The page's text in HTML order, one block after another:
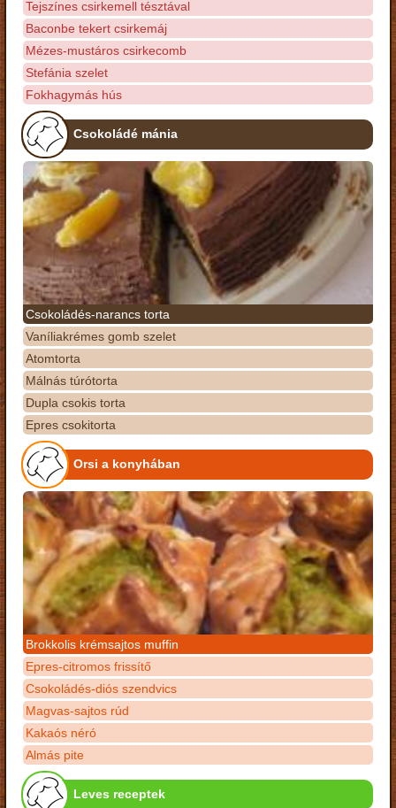
Tejszínes csirkemell tésztával
Baconbe tekert csirkemáj
Mézes-mustáros csirkecomb
Stefánia szelet
Fokhagymás hús
Csokoládé mánia
Csokoládés-narancs torta
Vaníliakrémes gomb szelet
Atomtorta
Málnás túrótorta
Dupla csokis torta
Epres csokitorta
Orsi a konyhában
Brokkolis krémsajtos muffin
Epres-citromos frissítő
Csokoládés-diós szendvics
Magvas-sajtos rúd
Kakaós néró
Almás pite
Leves receptek